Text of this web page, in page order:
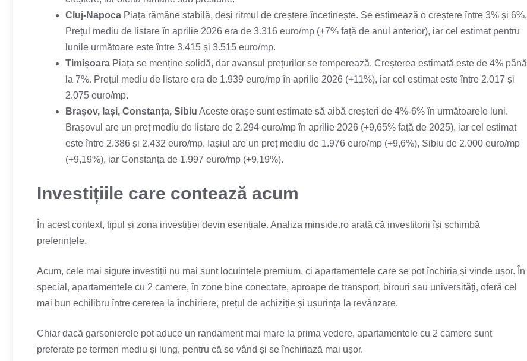
Cluj-Napoca Piața rămâne stabilă, deși ritmul de creștere încetinește. Se estimează o creștere între 3% și 6%.
Prețul mediu de listare în aprilie 2026 era de 3.316 euro/mp (+7% față de anul anterior), iar cel estimat pentru
lunile următoare este între 3.415 și 3.515 euro/mp.
Timișoara Piața se menține solidă, dar avansul prețurilor se temperează. Creșterea estimată este de 4% până
la 7%. Prețul mediu de listare era de 1.939 euro/mp în aprilie 2026 (+11%), iar cel estimat este între 2.017 și
2.075 euro/mp.
Brașov, Iași, Constanța, Sibiu Aceste orașe sunt estimate să aibă creșteri de 4%-6% în următoarele luni.
Brașovul are un preț mediu de listare de 2.294 euro/mp în aprilie 2026 (+9,65% față de 2025), iar cel estimat
este între 2.386 și 2.432 euro/mp. Iașiul are un preț mediu de 1.976 euro/mp (+9,6%), Sibiu de 2.000 euro/mp
(+9,19%), iar Constanța de 1.997 euro/mp (+9,19%).
Investițiile care contează acum
În acest context, tipul și zona investiției devin esențiale. Analiza minside.ro arată că investitorii își schimbă
preferințele.
Acum, cele mai sigure investiții nu mai sunt locuințele premium, ci apartamentele care se pot închiria și vinde ușor. În
special, apartamentele cu 2 camere, în zone bine conectate, aproape de transport, birouri sau universități, oferă cel
mai bun echilibru între cererea la închiriere, prețul de achiziție și ușurința la revânzare.
Chiar dacă garsonierele pot aduce un randament mai mare la prima vedere, apartamentele cu 2 camere sunt
preferate pe termen mediu și lung, pentru că se vând și se închiriază mai ușor.